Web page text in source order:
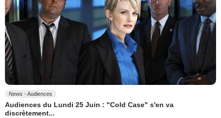
News - Audiences
Audiences du Lundi 25 Juin : "Cold Case" s'en va
discrètement...